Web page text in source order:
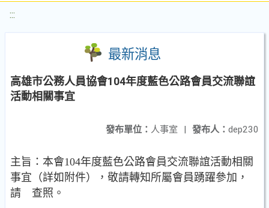
:::
最新消息
高雄市公務人員協會104年度藍色公路會員交流聯誼
活動相關事宜
發布人： dep230
發布單位： 人事室 |
主旨：本會104年度藍色公路會員交流聯誼活動相關
事宜（詳如附件），敬請轉知所屬會員踴躍參加，
請 查照。